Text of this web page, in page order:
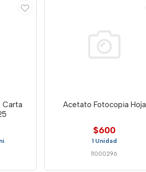
Carta
Acetato Fotocopia Hoja
$600
1 Unidad
11000296